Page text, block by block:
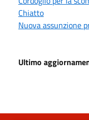
Chiatto
Nuova assunzione
Ultimo